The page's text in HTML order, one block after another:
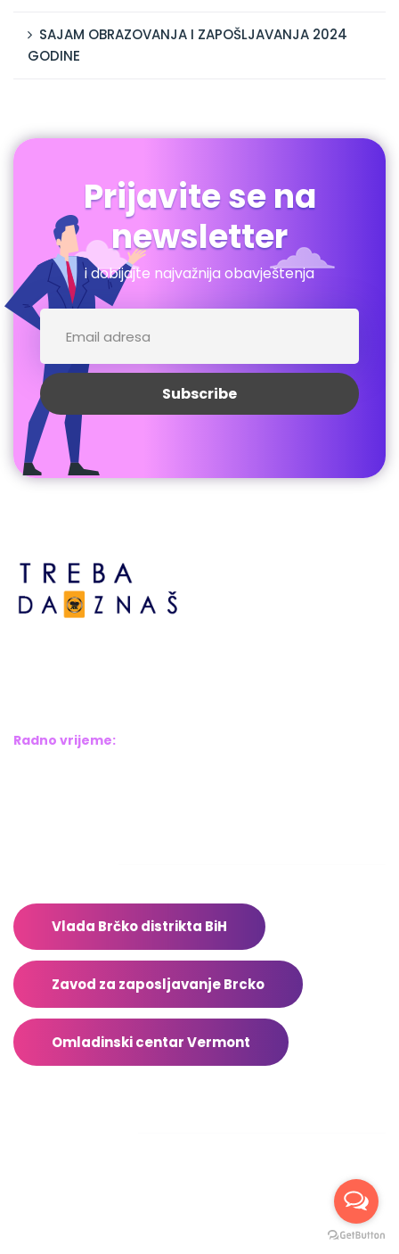
SAJAM OBRAZOVANJA I ZAPOŠLJAVANJA 2024
GODINE
Prijavite se na
newsletter
i dobijajte najvažnija obavještenja
Radno vrijeme:
Vlada Brčko distrikta BiH
Zavod za zaposljavanje Brcko
Omladinski centar Vermont